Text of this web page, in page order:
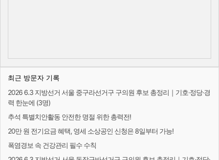
최근 방문자 기록
2026 6.3 지방선거 서울 중구라선거구 구의원 후보 총정리｜기호·정당·경
력 한눈에 (3명)
추석 특별치안활동 안전한 명절 위한 총력전!
20만 원 전기요금 혜택, 영세 소상공인 신청은 8일부터 가능!
폭염경보 속 건강관리 필수 수칙